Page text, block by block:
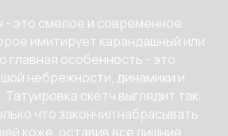
- это смелое и современное
имитирует карандашный или
главная особенность - это
небрежности, динамики и
скетч выглядит так,
что закончил набрасывать
коже, оставив все лишние